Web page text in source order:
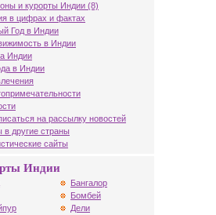
и курорты Индии (8)
в цифрах и фактах
Год в Индии
в Индии
Индии
в Индии
на рассылку новостей
в другие страны
сайты
Индии
Бангалор
Бомбей
Дели